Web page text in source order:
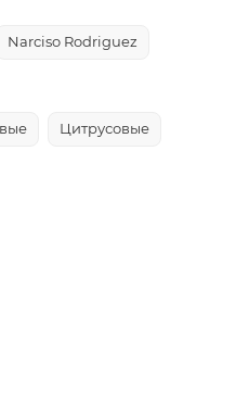
Narciso Rodriguez
Цитрусовые